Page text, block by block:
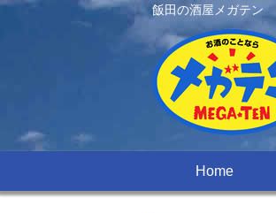
飯田の酒屋メガテン
Home